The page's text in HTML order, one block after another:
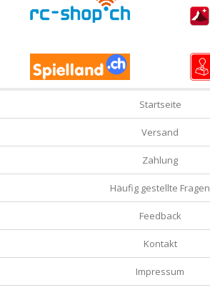
Startseite
Versand
Zahlung
Häufig gestellte Fragen
Feedback
Kontakt
Impressum